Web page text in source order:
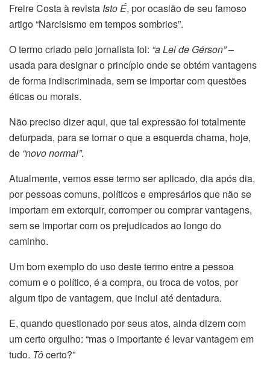
Freire Costa à revista Isto É, por ocasião de seu famoso
artigo “Narcisismo em tempos sombrios”.
O termo criado pelo jornalista foi: “a Lei de Gérson”–
usada para designar o princípio onde se obtém vantagens
de forma indiscriminada, sem se importar com questões
éticas ou morais.
Não preciso dizer aqui, que tal expressão foi totalmente
deturpada, para se tornar o que a esquerda chama, hoje,
de “novo normal”.
Atualmente, vemos esse termo ser aplicado, dia após dia,
por pessoas comuns, políticos e empresários que não se
importam em extorquir, corromper ou comprar vantagens,
sem se importar com os prejudicados ao longo do
caminho.
Um bom exemplo do uso deste termo entre a pessoa
comum e o político, é a compra, ou troca de votos, por
algum tipo de vantagem, que inclui até dentadura.
E, quando questionado por seus atos, ainda dizem com
um certo orgulho: “mas o importante é levar vantagem em
tudo. Tôcerto?”